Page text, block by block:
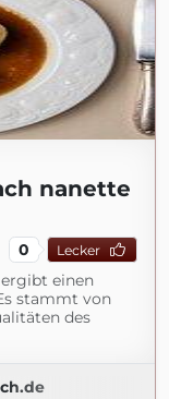
nanette
0 Lecker
ergibt einen
stammt von
des